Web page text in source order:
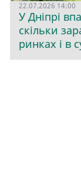
22.07.2026 14:00
У Дніпрі
скільки
ринках і в